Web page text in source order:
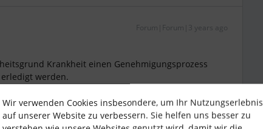
Forum|Forum|3 years ago
Krankheit einen Genehmigungsprozess
werden.
auf
Wir verwenden Cookies insbesondere, um Ihr Nutzungserlebnis
auf unserer Website zu verbessern. Sie helfen uns besser zu